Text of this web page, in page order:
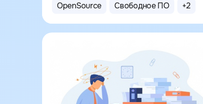
OpenSource Свободное ПО +2